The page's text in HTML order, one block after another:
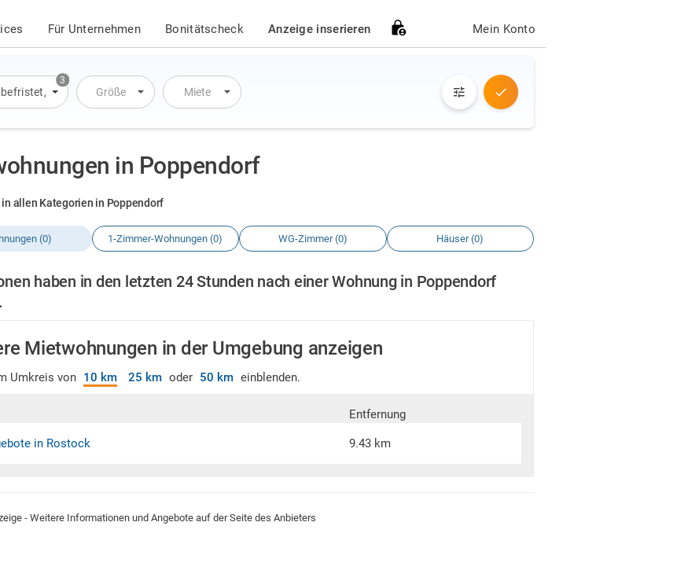
Für Unternehmen Bonitätscheck Anzeige inserieren Mein Konto
3
befristet, Übernachtung
Größe Miete
in Poppendorf
allen Kategorien in Poppendorf
(0) 1-Zimmer-Wohnungen (0) WG-Zimmer (0) Häuser (0)
haben in den letzten 24 Stunden nach einer Wohnung in Poppendorf
Mietwohnungen in der Umgebung anzeigen
Umkreis von 10 km 25 km oder 50 km einblenden.
Entfernung
in Rostock 9.43 km
- Weitere Informationen und Angebote auf der Seite des Anbieters